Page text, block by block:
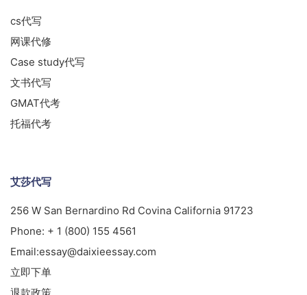
cs代写
网课代修
Case study代写
文书代写
GMAT代考
托福代考
艾莎代写
256 W San Bernardino Rd Covina California 91723
Phone: + 1 (800) 155 4561
Email:essay@daixieessay.com
立即下单